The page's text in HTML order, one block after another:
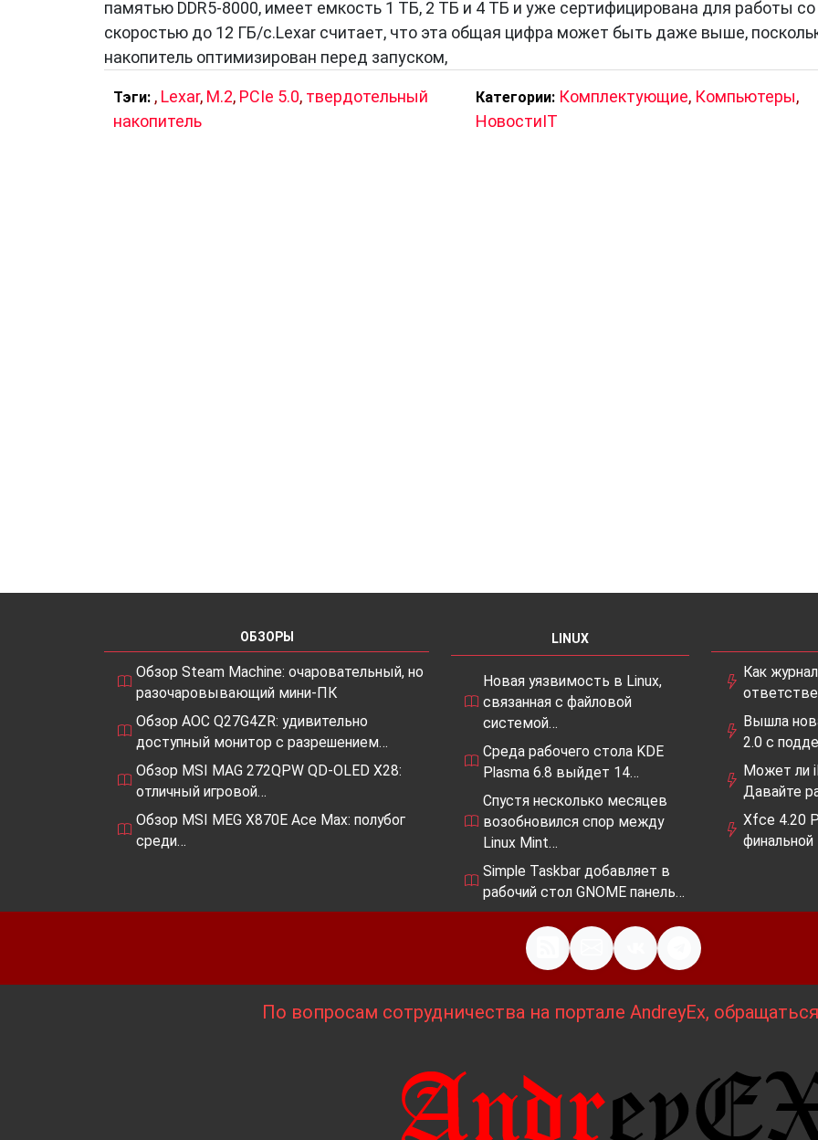
памятью DDR5-8000, имеет емкость 1 ТБ, 2 ТБ и 4 ТБ и уже сертифицирована для работы со
скоростью до 12 ГБ/с.Lexar считает, что эта общая цифра может быть даже выше,
накопитель оптимизирован перед запуском,
Тэги: , Lexar, M.2, PCIe 5.0, твердотельный
накопитель
Категории: Комплектующие, Компьютеры,
НовостиIT
ОБЗОРЫ
Обзор Steam Machine: очаровательный, но
разочаровывающий мини-ПК
Обзор AOC Q27G4ZR: удивительно
доступный монитор с разрешением…
Обзор MSI MAG 272QPW QD-OLED X28:
отличный игровой…
Обзор MSI MEG X870E Ace Max: полубог
среди…
LINUX
Новая уязвимость в Linux,
связанная с файловой
системой…
Среда рабочего стола KDE
Plasma 6.8 выйдет 14…
Спустя несколько месяцев
возобновился спор между
Linux Mint…
Simple Taskbar добавляет в
рабочий стол GNOME панель…
Как
Вышла
2.0 с
Может ли
Давайте
Xfce 4.20
По вопросам сотрудничества на портале AndreyEx,